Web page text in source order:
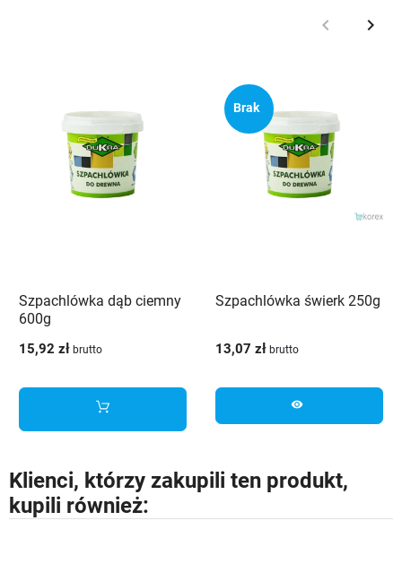
Poprzedni
keyboard_arrow_left keyboard_arrow_right
Szpachlówka dąb ciemny
600g
15,92 zł brutto
Brak
Szpachlówka świerk 250g
13,07 zł brutto
visibility
Klienci, którzy zakupili ten produkt,
kupili również: